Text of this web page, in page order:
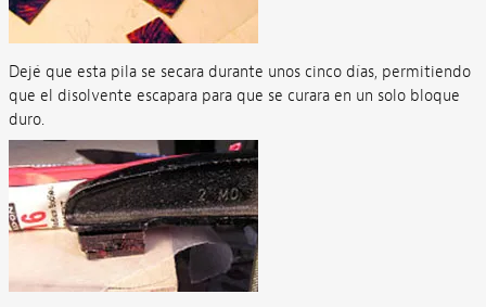
Dejé que esta pila se secara durante unos cinco días, permitiendo
que el disolvente escapara para que se curara en un solo bloque
duro.